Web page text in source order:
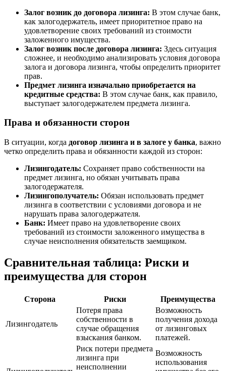
Залог возник до договора лизинга: В этом случае банк,
как залогодержатель, имеет приоритетное право на
удовлетворение своих требований из стоимости
заложенного имущества.
Залог возник после договора лизинга: Здесь ситуация
сложнее, и необходимо анализировать условия договора
залога и договора лизинга, чтобы определить приоритет
прав.
Предмет лизинга изначально приобретается на
кредитные средства: В этом случае банк, как правило,
выступает залогодержателем предмета лизинга.
Права и обязанности сторон
В ситуации, когда договор лизинга и в залоге у банка, важно
четко определить права и обязанности каждой из сторон:
Лизингодатель: Сохраняет право собственности на
предмет лизинга, но обязан учитывать права
залогодержателя.
Лизингополучатель: Обязан использовать предмет
лизинга в соответствии с условиями договора и не
нарушать права залогодержателя.
Банк: Имеет право на удовлетворение своих
требований из стоимости заложенного имущества в
случае неисполнения обязательств заемщиком.
Сравнительная таблица: Риски и
преимущества для сторон
Сторона Риски Преимущества
Лизингодатель
Потеря права
собственности в
случае обращения
взыскания банком.
Возможность
получения дохода
от лизинговых
платежей.
Риск потери предмета
лизинга при
неисполнении
Возможность
использования